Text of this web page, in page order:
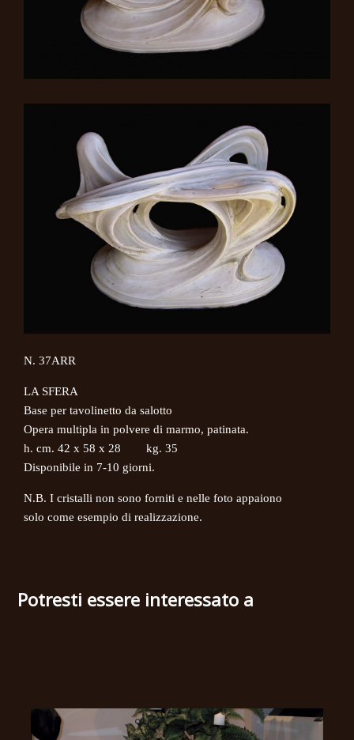
N. 37ARR
LA SFERA
Base per tavolinetto da salotto
Opera multipla in polvere di marmo, patinata.
h. cm. 42 x 58 x 28 kg. 35
Disponibile in 7-10 giorni.
N.B. I cristalli non sono forniti e nelle foto appaiono
solo come esempio di realizzazione.
Potresti essere interessato a